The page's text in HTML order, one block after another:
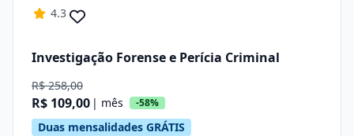
4.3
Investigação Forense e Perícia Criminal
R$ 258,00
R$ 109,00 | mês -58%
Duas mensalidades GRÁTIS